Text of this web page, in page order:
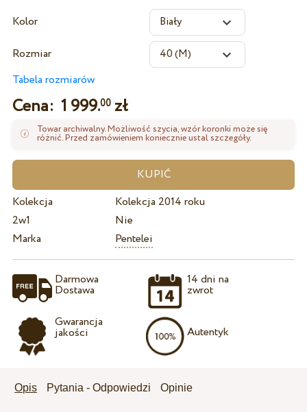
Kolor
Rozmiar
Tabela rozmiarów
Cena: 1 999.00zł
Towar archiwalny. Możliwość szycia, wzór koronki może się
różnić. Przed zamówieniem koniecznie ustal szczegóły.
Kolekcja
Kolekcja 2014 roku
2w1
Nie
Marka
Pentelei
Darmowa
Dostawa
Gwarancja
jakości
14 dni na
zwrot
Autentyk
Opis Pytania - Odpowiedzi Opinie